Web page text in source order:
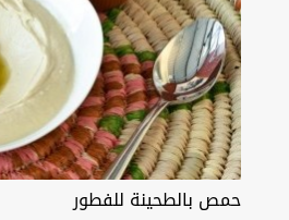
حمص بالطحينة للفطور